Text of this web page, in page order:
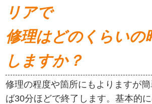
リアで
修理はどのくらいの
しますか？
修理の程度や箇所にもよりますが
ば30分ほどで終了します。基本的